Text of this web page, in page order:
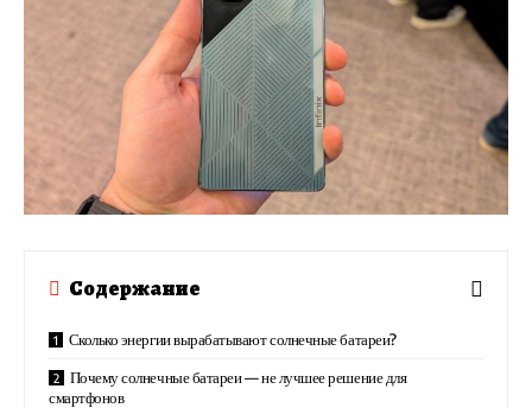
Содержание
Сколько энергии вырабатывают солнечные батареи?
Почему солнечные батареи — не лучшее решение для
смартфонов